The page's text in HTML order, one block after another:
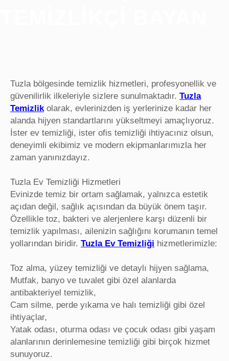
Tuzla bölgesinde temizlik hizmetleri, profesyonellik ve
güvenilirlik ilkeleriyle sizlere sunulmaktadır. Tuzla
Temizlikolarak, evlerinizden iş yerlerinize kadar her
alanda hijyen standartlarını yükseltmeyi amaçlıyoruz.
İster ev temizliği, ister ofis temizliği ihtiyacınız olsun,
deneyimli ekibimiz ve modern ekipmanlarımızla her
zaman yanınızdayız.
Tuzla Ev Temizliği Hizmetleri
Evinizde temiz bir ortam sağlamak, yalnızca estetik
açıdan değil, sağlık açısından da büyük önem taşır.
Özellikle toz, bakteri ve alerjenlere karşı düzenli bir
temizlik yapılması, ailenizin sağlığını korumanın temel
yollarından biridir. Tuzla Ev Temizliği hizmetlerimizle:
Toz alma, yüzey temizliği ve detaylı hijyen sağlama,
Mutfak, banyo ve tuvalet gibi özel alanlarda
antibakteriyel temizlik,
Cam silme, perde yıkama ve halı temizliği gibi özel
ihtiyaçlar,
Yatak odası, oturma odası ve çocuk odası gibi yaşam
alanlarının derinlemesine temizliği gibi birçok hizmet
sunuyoruz.